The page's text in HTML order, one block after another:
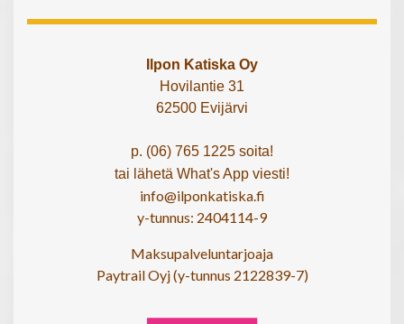
Ilpon Katiska Oy
Hovilantie 31
62500 Evijärvi
p. (06) 765 1225 soita!
tai lähetä What's App viesti!
info@ilponkatiska.fi
y-tunnus: 2404114-9
Maksupalveluntarjoaja
Paytrail Oyj (y-tunnus 2122839-7)